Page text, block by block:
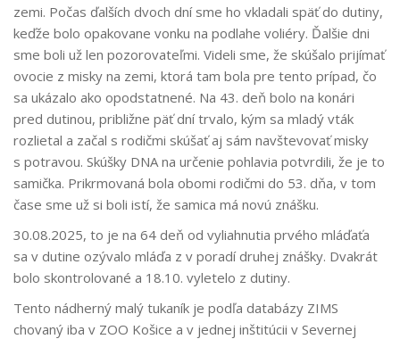
zemi. Počas ďalších dvoch dní sme ho vkladali späť do dutiny,
keďže bolo opakovane vonku na podlahe voliéry. Ďalšie dni
sme boli už len pozorovateľmi. Videli sme, že skúšalo prijímať
ovocie z misky na zemi, ktorá tam bola pre tento prípad, čo
sa ukázalo ako opodstatnené. Na 43. deň bolo na konári
pred dutinou, približne päť dní trvalo, kým sa mladý vták
rozlietal a začal s rodičmi skúšať aj sám navštevovať misky
s potravou. Skúšky DNA na určenie pohlavia potvrdili, že je to
samička. Prikrmovaná bola obomi rodičmi do 53. dňa, v tom
čase sme už si boli istí, že samica má novú znášku.
30.08.2025, to je na 64 deň od vyliahnutia prvého mláďaťa
sa v dutine ozývalo mláďa z v poradí druhej znášky. Dvakrát
bolo skontrolované a 18.10. vyletelo z dutiny.
Tento nádherný malý tukaník je podľa databázy ZIMS
chovaný iba v ZOO Košice a v jednej inštitúcii v Severnej